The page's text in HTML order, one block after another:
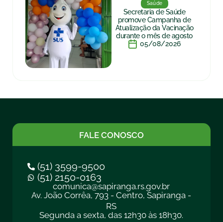
Saúde
Secretaria de Saúde
promove Campanha de
Atualização da Vacinação
durante o mês de agosto
05/08/2026
FALE CONOSCO
(51) 3599-9500
(51) 2150-0163
comunica@sapiranga.rs.gov.br
Av. João Corrêa, 793 - Centro, Sapiranga -
RS
Segunda a sexta, das 12h30 às 18h30.